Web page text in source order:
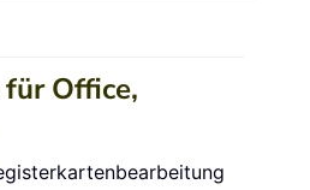
für Office,